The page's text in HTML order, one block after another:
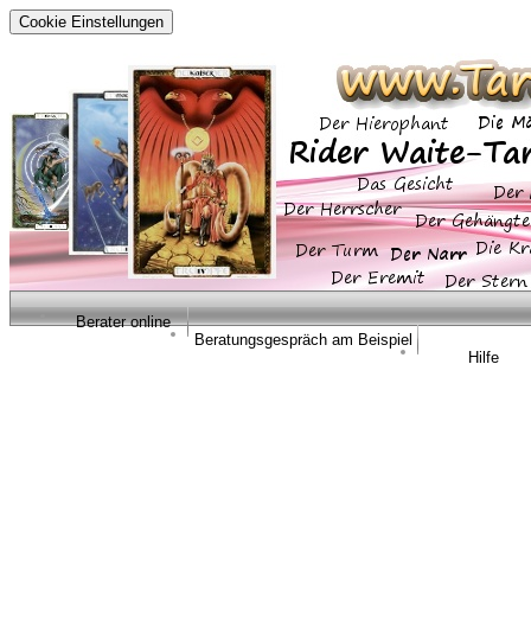
Cookie Einstellungen
Berater online
Beratungsgespräch am Beispiel
Hilfe